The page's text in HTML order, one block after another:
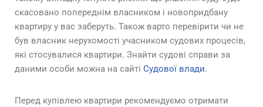
скасовано попереднім власником і новопридбану
квартиру у вас заберуть. Також варто перевірити чи не
був власник нерухомості учасником судових процесів,
які стосувалися квартири. Знайти судові справи за
даними особи можна на сайті Судової влади.
Перед купівлею квартири рекомендуємо отримати